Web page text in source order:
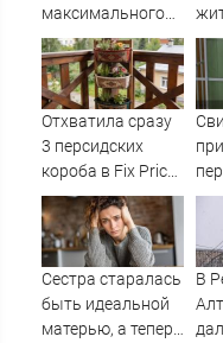
максимального
числа
пенсионных
баллов в 2026
году: IVBG.ru
Отхватила сразу
3 персидских
короба в Fix Price:
вот какое
украшение для
дачи получилось
Сестра старалась
быть идеальной
матерью, а теперь
В